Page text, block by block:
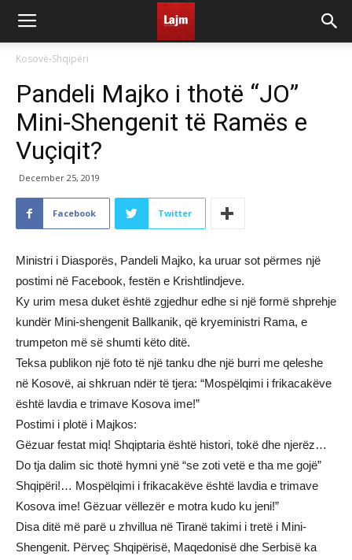
Kosovë-Shqipëri
Pandeli Majko i thotë “JO”
Mini-Shengenit të Ramës e
Vuçiqit?
December 25, 2019
Facebook Twitter
Ministri i Diasporës, Pandeli Majko, ka uruar sot përmes një
postimi në Facebook, festën e Krishtlindjeve.
Ky urim mesa duket është zgjedhur edhe si një formë shprehje
kundër Mini-shengenit Ballkanik, që kryeministri Rama, e
trumpeton më së shumti këto ditë.
Teksa publikon një foto të një tanku dhe një burri me qeleshe
në Kosovë, ai shkruan ndër të tjera: “Mospëlqimi i frikacakëve
është lavdia e trimave Kosova ime!”
Postimi i plotë i Majkos:
Gëzuar festat miq! Shqiptaria është histori, tokë dhe njerëz…
Do tja dalim sic thotë hymni ynë “se zoti vetë e tha me gojë”
Shqipëri!… Mospëlqimi i frikacakëve është lavdia e trimave
Kosova ime! Gëzuar vëllezër e motra kudo ku jeni!”
Disa ditë më parë u zhvillua në Tiranë takimi i tretë i Mini-
Shengenit. Përveç Shqipërisë, Maqedonisë dhe Serbisë ka